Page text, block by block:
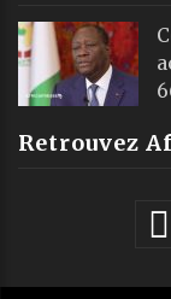
Retrouvez